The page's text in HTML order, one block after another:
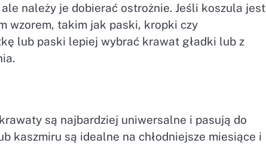
należy je dobierać ostrożnie. Jeśli koszula jest
wzorem, takim jak paski, kropki czy
lub paski lepiej wybrać krawat gładki lub z
są najbardziej uniwersalne i pasują do
kaszmiru są idealne na chłodniejsze miesiące i